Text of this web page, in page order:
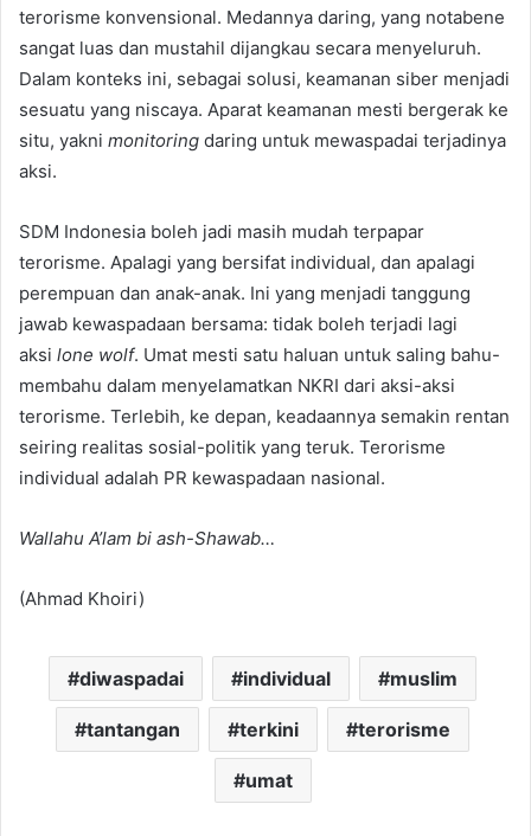
terorisme konvensional. Medannya daring, yang notabene
sangat luas dan mustahil dijangkau secara menyeluruh.
Dalam konteks ini, sebagai solusi, keamanan siber menjadi
sesuatu yang niscaya. Aparat keamanan mesti bergerak ke
situ, yakni monitoring daring untuk mewaspadai terjadinya
aksi.
SDM Indonesia boleh jadi masih mudah terpapar
terorisme. Apalagi yang bersifat individual, dan apalagi
perempuan dan anak-anak. Ini yang menjadi tanggung
jawab kewaspadaan bersama: tidak boleh terjadi lagi
aksi lone wolf. Umat mesti satu haluan untuk saling bahu-
membahu dalam menyelamatkan NKRI dari aksi-aksi
terorisme. Terlebih, ke depan, keadaannya semakin rentan
seiring realitas sosial-politik yang teruk. Terorisme
individual adalah PR kewaspadaan nasional.
Wallahu A’lam bi ash-Shawab…
(Ahmad Khoiri)
diwaspadai individual muslim
tantangan terkini terorisme
umat